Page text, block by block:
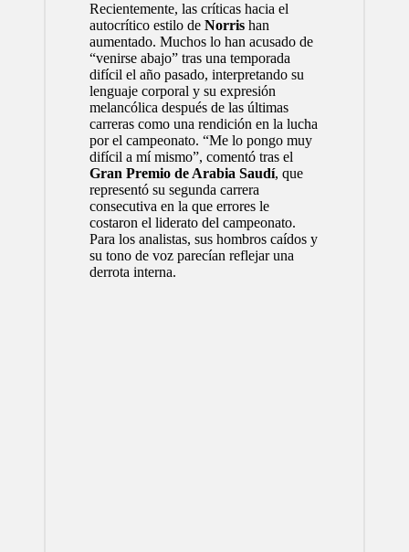
Recientemente, las críticas hacia el
autocrítico estilo de Norrishan
aumentado. Muchos lo han acusado de
“venirse abajo” tras una temporada
difícil el año pasado, interpretando su
lenguaje corporal y su expresión
melancólica después de las últimas
carreras como una rendición en la lucha
por el campeonato. “Me lo pongo muy
difícil a mí mismo”, comentó tras el
Gran Premio de Arabia Saudí, que
representó su segunda carrera
consecutiva en la que errores le
costaron el liderato del campeonato.
Para los analistas, sus hombros caídos y
su tono de voz parecían reflejar una
derrota interna.